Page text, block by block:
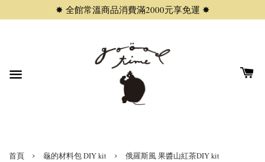
✸ 全館常溫商品消費滿2000元享免運 ✸
首頁 › 龜的材料包 DIY kit › 俄羅斯風 果醬山紅茶DIY kit